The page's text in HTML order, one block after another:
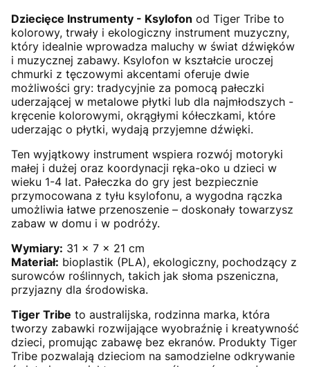
Dziecięce Instrumenty - Ksylofon od Tiger Tribe to
kolorowy, trwały i ekologiczny instrument muzyczny,
który idealnie wprowadza maluchy w świat dźwięków
i muzycznej zabawy. Ksylofon w kształcie uroczej
chmurki z tęczowymi akcentami oferuje dwie
możliwości gry: tradycyjnie za pomocą pałeczki
uderzającej w metalowe płytki lub dla najmłodszych -
kręcenie kolorowymi, okrągłymi kółeczkami, które
uderzając o płytki, wydają przyjemne dźwięki.
Ten wyjątkowy instrument wspiera rozwój motoryki
małej i dużej oraz koordynacji ręka-oko u dzieci w
wieku 1-4 lat. Pałeczka do gry jest bezpiecznie
przymocowana z tyłu ksylofonu, a wygodna rączka
umożliwia łatwe przenoszenie – doskonały towarzysz
zabaw w domu i w podróży.
Wymiary: 31 x 7 x 21 cm
Materiał: bioplastik (PLA), ekologiczny, pochodzący z
surowców roślinnych, takich jak słoma pszeniczna,
przyjazny dla środowiska.
Tiger Tribe to australijska, rodzinna marka, która
tworzy zabawki rozwijające wyobraźnię i kreatywność
dzieci, promując zabawę bez ekranów. Produkty Tiger
Tribe pozwalają dzieciom na samodzielne odkrywanie